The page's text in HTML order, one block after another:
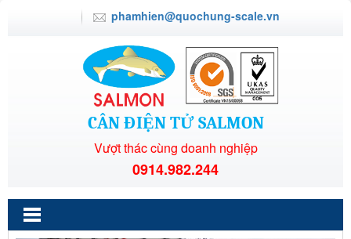
phamhien@quochung-scale.vn
CÂN ĐIỆN TỬ SALMON
Vượt thác cùng doanh nghiệp
0914.982.244